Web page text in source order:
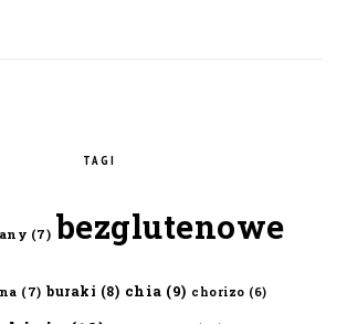
TAGI
(7) bezglutenowe
(7) buraki (8) chia (9) chorizo (6)